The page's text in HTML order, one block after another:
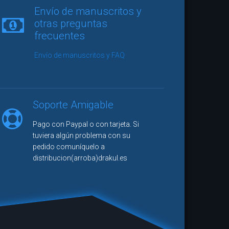
se ha leído las 176 páginas de
mano alzada de una sentada y he de
me he quedado con la impresión
que probablemente es lo mejor que
en meses. Un relato de puta
en el mundo del noveno arte."
Station
Envío de manuscritos y
otras preguntas
frecuentes
Envío de manuscritos y FAQ
Soporte Amigable
Pago con Paypal o con tarjeta. Si
tuviera algún problema con su
pedido comuníquelo a
distribucion(arroba)drakul.es